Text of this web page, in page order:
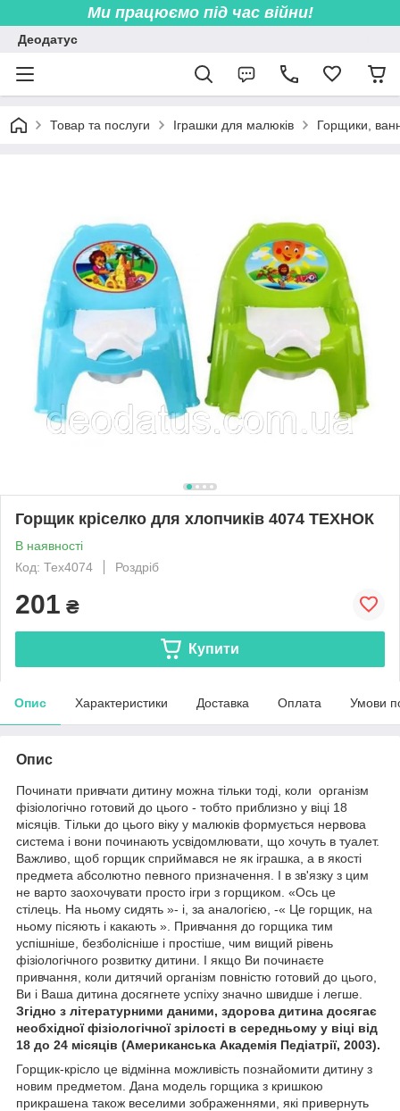
Ми працюємо під час війни!
Деодатус
Товар та послуги Іграшки для малюків Горщики,
Горщик кріселко для хлопчиків 4074 ТЕХНОК
В наявності
Код: Тех4074
Роздріб
201 ₴
Купити
Опис Характеристики Доставка Оплата Умови
Опис
Починати привчати дитину можна тільки тоді, коли організм
фізіологічно готовий до цього - тобто приблизно у віці 18
місяців. Тільки до цього віку у малюків формується нервова
система і вони починають усвідомлювати, що хочуть в туалет.
Важливо, щоб горщик сприймався не як іграшка, а в якості
предмета абсолютно певного призначення. І в зв'язку з цим
не варто заохочувати просто ігри з горщиком. «Ось це
стілець. На ньому сидять »- і, за аналогією, -« Це горщик, на
ньому пісяють і какають ». Привчання до горщика тим
успішніше, безболісніше і простіше, чим вищий рівень
фізіологічного розвитку дитини. І якщо Ви починаєте
привчання, коли дитячий організм повністю готовий до цього,
Ви і Ваша дитина досягнете успіху значно швидше і легше.
Згідно з літературними даними, здорова дитина досягає
необхідної фізіологічної зрілості в середньому у віці від
18 до 24 місяців (Американська Академія Педіатрії, 2003).
Горщик-крісло це відмінна можливість познайомити дитину з
новим предметом. Дана модель горщика з кришкою
прикрашена також веселими зображеннями, які привернуть